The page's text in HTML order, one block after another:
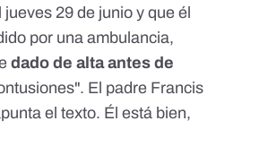
29 de junio y que él
por una ambulancia,
dado de alta antes de
El padre Francis
el texto. Él está bien,